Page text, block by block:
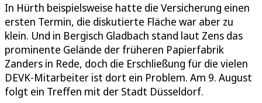
In Hürth beispielsweise hatte die Versicherung einen
ersten Termin, die diskutierte Fläche war aber zu
klein. Und in Bergisch Gladbach stand laut Zens das
prominente Gelände der früheren Papierfabrik
Zanders in Rede, doch die Erschließung für die vielen
DEVK-Mitarbeiter ist dort ein Problem. Am 9. August
folgt ein Treffen mit der Stadt Düsseldorf.